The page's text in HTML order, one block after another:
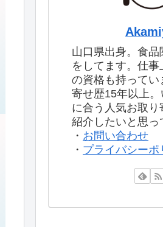
山口県出身。食
をしてます。仕事
の資格も持ってい
寄せ歴15年以上
に合う人気お取り
紹介したいと思っ
・ お問い合わせ
・ プライバシーポ